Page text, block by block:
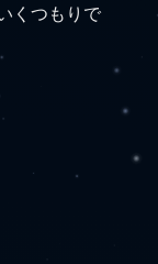
くつもりで